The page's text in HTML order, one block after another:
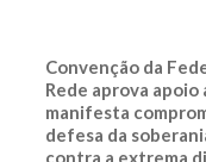
Convenção da
Rede aprova apoio
manifesta
defesa da
contra a extrema